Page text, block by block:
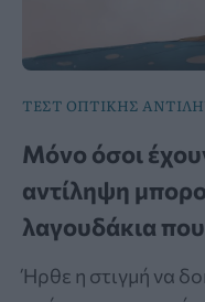
ΤΕΣΤ ΟΠΤΙΚΗΣ
Μόνο όσοι
αντίληψη
λαγουδάκια
Ήρθε η στιγμή να